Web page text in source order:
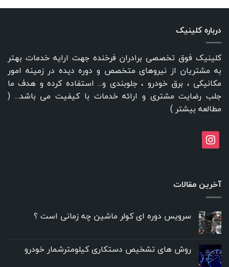
درباره کلینیک
کلینیک فوق تخصصی برادران فرخنده جهت ارایه خدمات بهتر
به مشتریان از نیروهای متخصص و دوره دیده در زمینه امور
مکانیکی ، برق خودرو ، جلوبندی و... استفاده کرده و هدف ما
جلب رضایت مشتری و ارائه خدمات با کیفیت می باشد... (
مطالعه بیشتر )
instagram
آخرین مقالات
سرویس دوره ای کولر ماشین چه زمانی است ؟
روش های تشخیص دستکاری کیلومترشمار خودرو